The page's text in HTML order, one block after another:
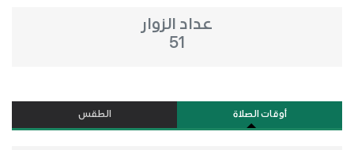
عداد الزوار
51
أوقات الصلاة الطقس